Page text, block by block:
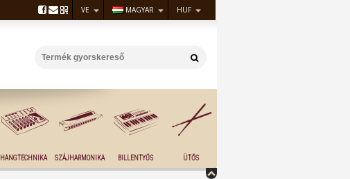
VE MAGYAR HUF
HANGTECHNIKA SZÁJHARMONIKA BILLENTYŰS ÜTŐS